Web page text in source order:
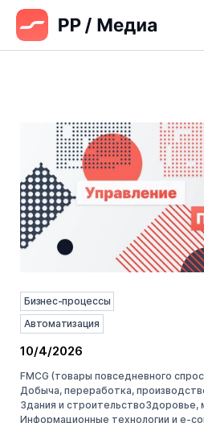
Бизнес-процессы
Автоматизация
10/4/2026
FMCG (товары повседневного
Добыча, переработка,
Здания и строительствоЗдоровье,
Информационные технологии и e-